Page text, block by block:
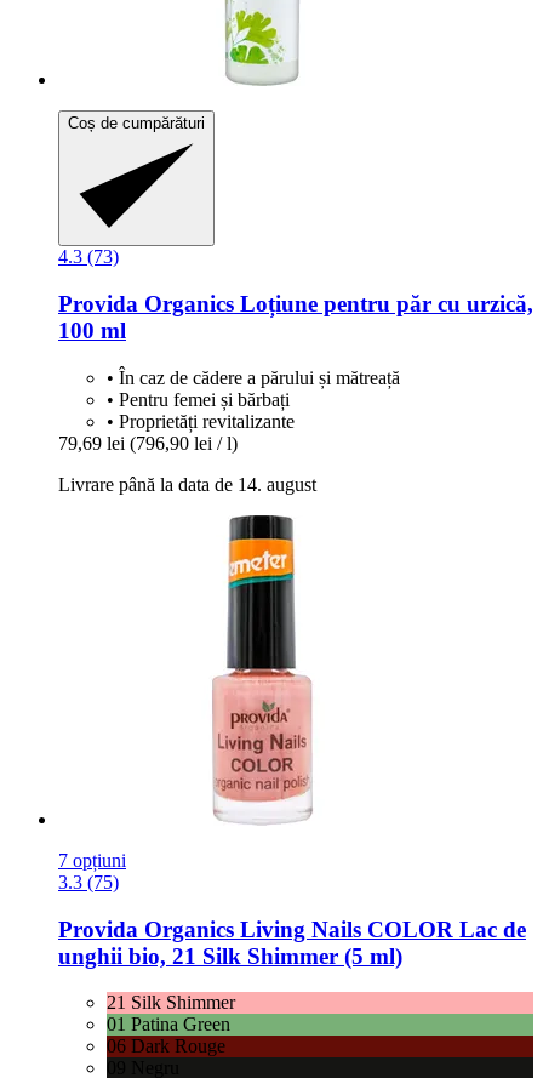
Coș de cumpărături
4.3 (73)
Provida Organics Loțiune pentru păr cu urzică,
100 ml
• În caz de cădere a părului și mătreață
• Pentru femei și bărbați
• Proprietăți revitalizante
79,69 lei (796,90 lei / l)
Livrare până la data de 14. august
7 opțiuni
3.3 (75)
Provida Organics Living Nails COLOR Lac de
unghii bio, 21 Silk Shimmer (5 ml)
21 Silk Shimmer
01 Patina Green
06 Dark Rouge